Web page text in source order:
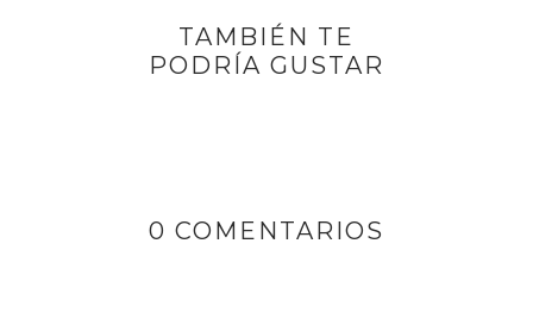
TAMBIÉN TE
PODRÍA GUSTAR
0 COMENTARIOS